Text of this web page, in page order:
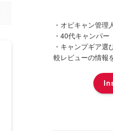
・オピキャン管理
・40代キャンパー
・キャンプギア選
較レビューの情報